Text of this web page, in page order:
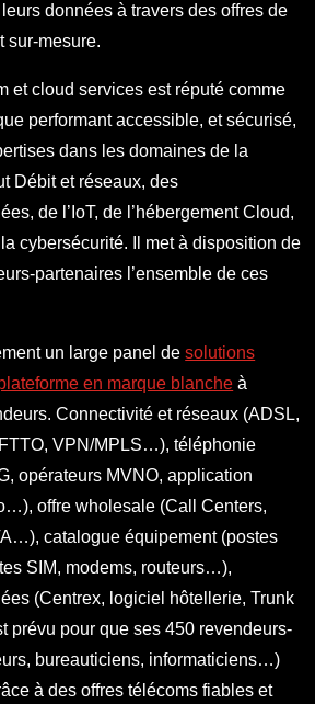
données à travers des offres de
sur-mesure.
et cloud services est réputé comme
performant accessible, et sécurisé,
dans les domaines de la
Débit et réseaux, des
de l’IoT, de l’hébergement Cloud,
cybersécurité. Il met à disposition de
partenaires l’ensemble de ces
un large panel desolutions
en marque blanche à
Connectivité et réseaux (ADSL,
VPN/MPLS…), téléphonie
opérateurs MVNO, application
offre wholesale (Call Centers,
catalogue équipement (postes
SIM, modems, routeurs…),
(Centrex, logiciel hôtellerie, Trunk
pour que ses 450 revendeurs-
bureauticiens, informaticiens…)
à des offres télécoms fiables et